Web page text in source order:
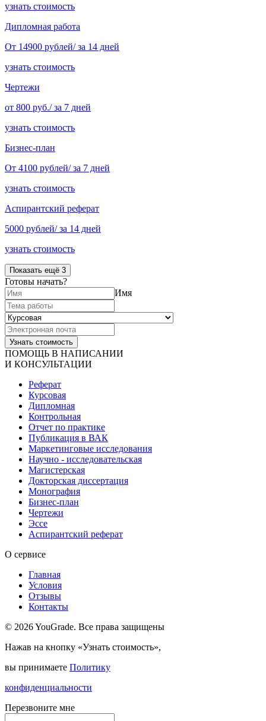
узнать стоимость
Дипломная работа
От 14900 рублей/ за 14 дней
узнать стоимость
Чертежи
от 800 руб./ за 7 дней
узнать стоимость
Бизнес-план
От 4100 рублей/ за 7 дней
узнать стоимость
Аспирантский реферат
5000 рублей/ за 14 дней
узнать стоимость
Показать ещё 3
Готовы начать?
Имя
ПОМОЩЬ В НАПИСАНИИ
И КОНСУЛЬТАЦИИ
Реферат
Курсовая
Дипломная
Контрольная
Отчет по практике
Публикация в ВАК
Маркетинговые исследования
Научно - исследовательская
Магистерская
Докторская диссертация
Монография
Бизнес-план
Чертежи
Эссе
Аспирантский реферат
О сервисе
Главная
Условия
Отзывы
Контакты
© 2026 YouGrade. Все права защищены
Нажав на кнопку «Узнать стоимость»,
вы принимаете Политику
конфиденциальности
Перезвоните мне